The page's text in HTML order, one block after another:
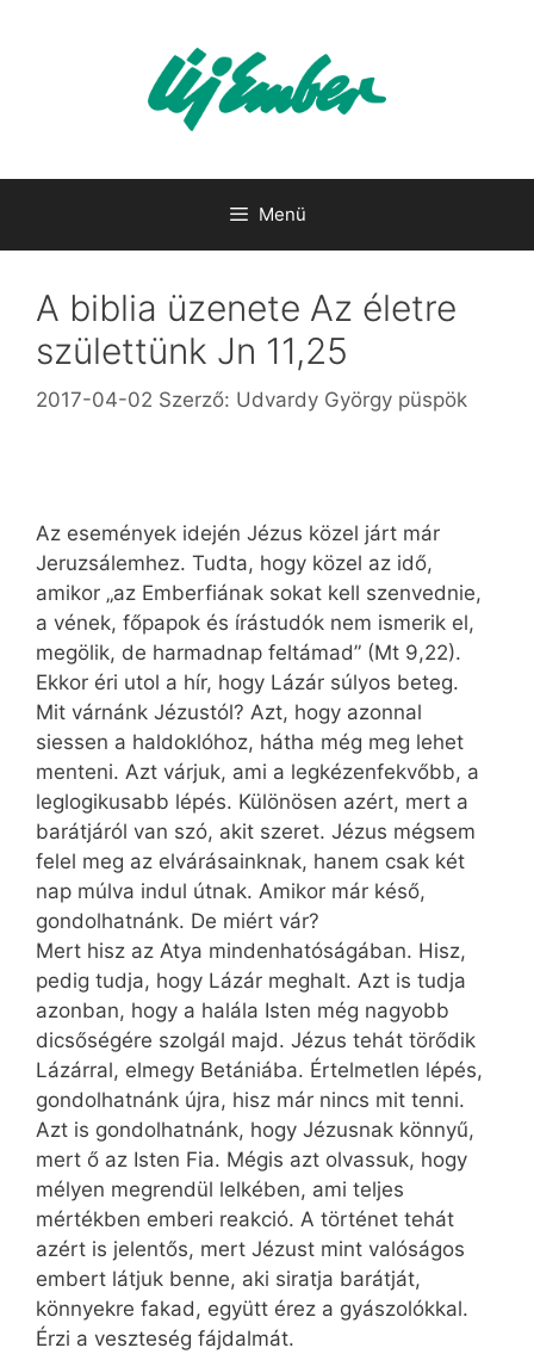
Menü
A biblia üzenete Az életre
születtünk Jn 11,25
2017-04-02 Szerző: Udvardy György püspök
Az események idején Jézus közel járt már
Jeruzsálemhez. Tudta, hogy közel az idő,
amikor „az Emberfiának sokat kell szenvednie,
a vének, főpapok és írástudók nem ismerik el,
megölik, de harmadnap feltámad” (Mt 9,22).
Ekkor éri utol a hír, hogy Lázár súlyos beteg.
Mit várnánk Jézustól? Azt, hogy azonnal
siessen a haldoklóhoz, hátha még meg lehet
menteni. Azt várjuk, ami a legkézenfekvőbb, a
leglogikusabb lépés. Különösen azért, mert a
barátjáról van szó, akit szeret. Jézus mégsem
felel meg az elvárásainknak, hanem csak két
nap múlva indul útnak. Amikor már késő,
gondolhatnánk. De miért vár?
Mert hisz az Atya mindenhatóságában. Hisz,
pedig tudja, hogy Lázár meghalt. Azt is tudja
azonban, hogy a halála Isten még nagyobb
dicsőségére szolgál majd. Jézus tehát törődik
Lázárral, elmegy Betániába. Értelmetlen lépés,
gondolhatnánk újra, hisz már nincs mit tenni.
Azt is gondolhatnánk, hogy Jézusnak könnyű,
mert ő az Isten Fia. Mégis azt olvassuk, hogy
mélyen megrendül lelkében, ami teljes
mértékben emberi reakció. A történet tehát
azért is jelentős, mert Jézust mint valóságos
embert látjuk benne, aki siratja barátját,
könnyekre fakad, együtt érez a gyászolókkal.
Érzi a veszteség fájdalmát.